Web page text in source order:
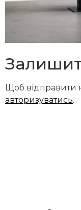
Щоб відправити
авторизуватись.